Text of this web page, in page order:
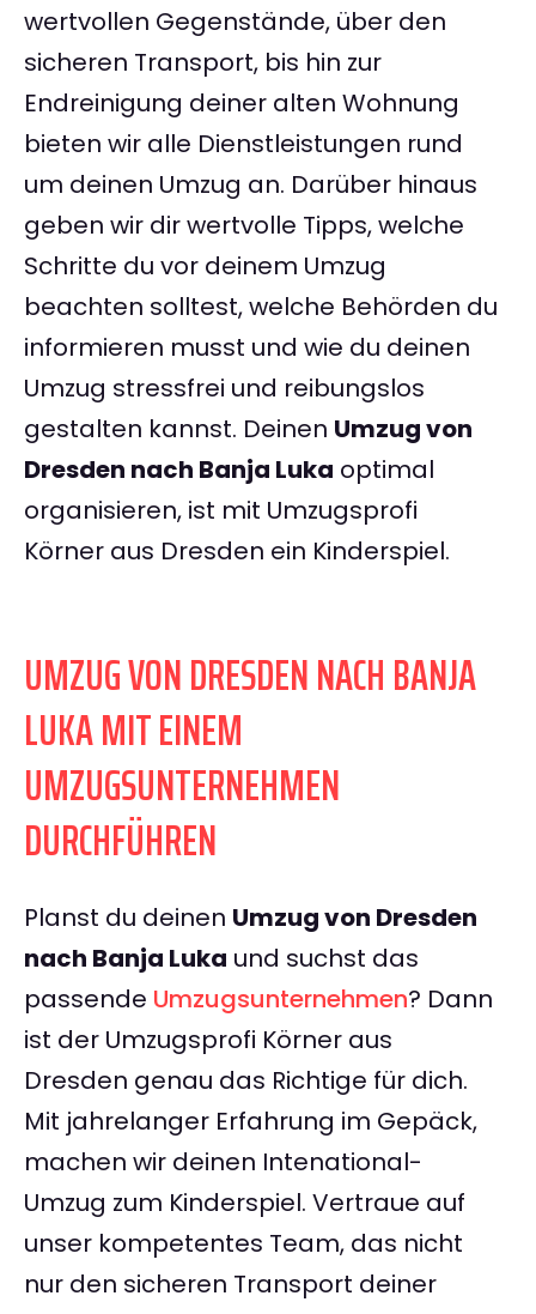
wertvollen Gegenstände, über den
sicheren Transport, bis hin zur
Endreinigung deiner alten Wohnung
bieten wir alle Dienstleistungen rund
um deinen Umzug an. Darüber hinaus
geben wir dir wertvolle Tipps, welche
Schritte du vor deinem Umzug
beachten solltest, welche Behörden du
informieren musst und wie du deinen
Umzug stressfrei und reibungslos
gestalten kannst. Deinen Umzug von
Dresden nach Banja Luka optimal
organisieren, ist mit Umzugsprofi
Körner aus Dresden ein Kinderspiel.
UMZUG VON DRESDEN NACH BANJA
LUKA MIT EINEM
UMZUGSUNTERNEHMEN
DURCHFÜHREN
Planst du deinen Umzug von Dresden
nach Banja Luka und suchst das
passende Umzugsunternehmen? Dann
ist der Umzugsprofi Körner aus
Dresden genau das Richtige für dich.
Mit jahrelanger Erfahrung im Gepäck,
machen wir deinen Intenational-
Umzug zum Kinderspiel. Vertraue auf
unser kompetentes Team, das nicht
nur den sicheren Transport deiner